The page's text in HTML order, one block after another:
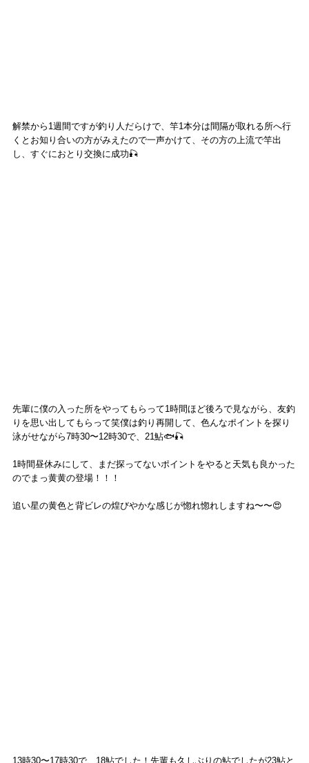
解禁から1週間ですが釣り人だらけで、竿1本分は間隔が取れる所へ行
くとお知り合いの方がみえたので一声かけて、その方の上流で竿出
し、すぐにおとり交換に成功🎣
先輩に僕の入った所をやってもらって1時間ほど後ろで見ながら、友釣
りを思い出してもらって笑僕は釣り再開して、色んなポイントを探り
泳がせながら7時30〜12時30で、21鮎🐟🎣
1時間昼休みにして、まだ探ってないポイントをやると天気も良かった
のでまっ黄黄の登場！！！
追い星の黄色と背ビレの煌びやかな感じが惚れ惚れしますね〜〜😍
13時30〜17時30で、18鮎でした！先輩も久しぶりの鮎でしたが23鮎と